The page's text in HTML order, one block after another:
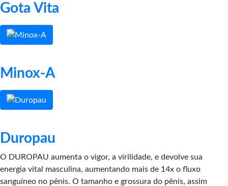
Gota Vita
Minox-A
Duropau
O DUROPAU aumenta o vigor, a virilidade, e devolve sua
energia vital masculina, aumentando mais de 14x o fluxo
sanguíneo no pênis. O tamanho e grossura do pênis, assim